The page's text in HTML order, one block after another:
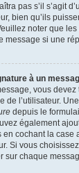
pas s’il s’agit
bien qu’ils
noter que
message si une
à un
vous devez
de l’utilisateur.
depuis le
également
cochant la case
Si vous
sur chaque